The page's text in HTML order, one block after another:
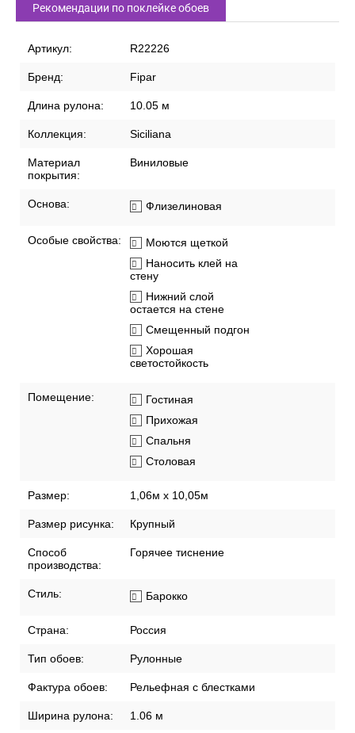
Рекомендации по поклейке обоев
Артикул: R22226
Бренд: Fipar
Длина рулона: 10.05 м
Коллекция: Siciliana
Материал
покрытия:
Виниловые
Основа: Флизелиновая
Особые свойства:
Моются щеткой
Наносить клей на
стену
Нижний слой
остается на стене
Смещенный подгон
Хорошая
светостойкость
Помещение:
Гостиная
Прихожая
Спальня
Столовая
Размер: 1,06м х 10,05м
Размер рисунка: Крупный
Способ
производства:
Горячее тиснение
Стиль: Барокко
Страна: Россия
Тип обоев: Рулонные
Фактура обоев: Рельефная с блестками
Ширина рулона: 1.06 м